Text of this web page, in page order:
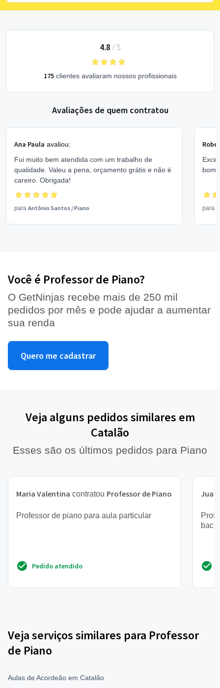
4.8 / 5
175clientes avaliaram nossos profissionais
Avaliações de quem contratou
Ana Paula avaliou:
Fui muito bem atendida com um trabalho de
qualidade. Valeu a pena, orçamento grátis e não é
careiro. Obrigada!
para Antônio Santos /Piano
bom
para
Você é Professor de Piano?
O GetNinjas recebe mais de 250 mil
pedidos por mês e pode ajudar a aumentar
sua renda
Quero me cadastrar
Veja alguns pedidos similares em
Catalão
Esses são os últimos pedidos para Piano
Maria Valentina contratou Professor de Piano
Professor de piano para aula particular
Pedido atendido
Juan
Veja serviços similares para Professor
de Piano
Aulas de Acordeão em Catalão